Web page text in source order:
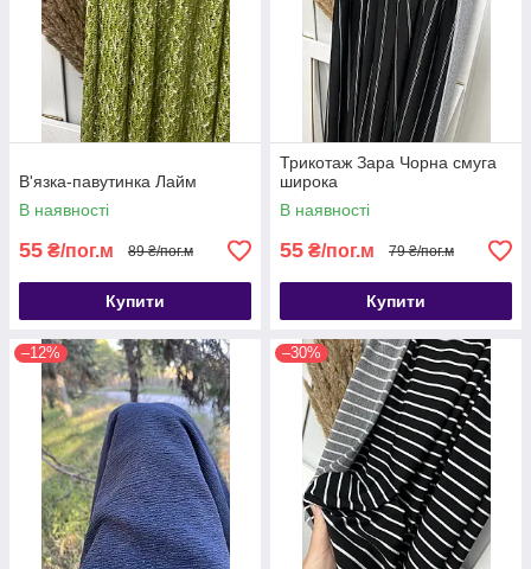
В'язка-павутинка Лайм
В наявності
55 ₴/пог.м 89 ₴/пог.м
Купити
Трикотаж Зара Чорна смуга
широка
В наявності
55 ₴/пог.м 79 ₴/пог.м
Купити
–12% –30%